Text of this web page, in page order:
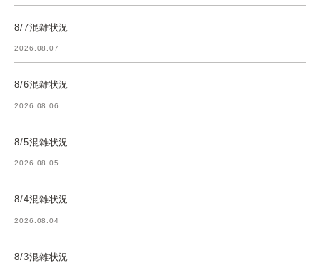
8/7混雑状況
2026.08.07
8/6混雑状況
2026.08.06
8/5混雑状況
2026.08.05
8/4混雑状況
2026.08.04
8/3混雑状況